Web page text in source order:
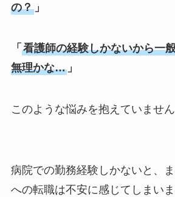
の？」
「 看護師の経験しかないから一
無理かな…」
このような悩みを抱えていません
病院での勤務経験しかないと、
への転職は不安に感じてしまいま